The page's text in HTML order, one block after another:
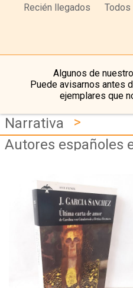
Recién llegados Todos
Algunos de
Puede avisarnos antes
ejemplares que
Narrativa
>